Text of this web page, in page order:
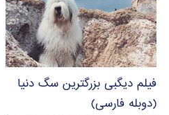
فیلم دیگبی بزرگترین سگ دنیا
(دوبله فارسی)